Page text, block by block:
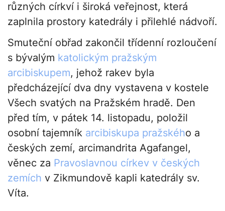
různých církví i široká veřejnost, která
zaplnila prostory katedrály i přilehlé nádvoří.
Smuteční obřad zakončil třídenní rozloučení
s bývalým katolickým pražským
arcibiskupem, jehož rakev byla
předcházející dva dny vystavena v kostele
Všech svatých na Pražském hradě. Den
před tím, v pátek 14. listopadu, položil
osobní tajemník arcibiskupa pražského a
českých zemí, arcimandrita Agafangel,
věnec za Pravoslavnou církev v českých
zemích v Zikmundově kapli katedrály sv.
Víta.